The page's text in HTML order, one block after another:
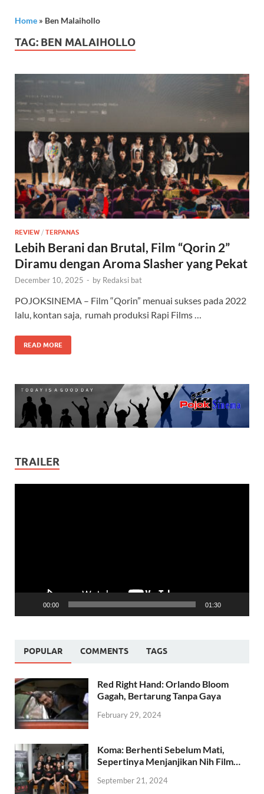
Home » Ben Malaihollo
TAG: BEN MALAIHOLLO
REVIEW / TERPANAS
Lebih Berani dan Brutal, Film “Qorin 2”
Diramu dengan Aroma Slasher yang Pekat
December 10, 2025 - by Redaksi bat
POJOKSINEMA – Film “Qorin” menuai sukses pada 2022
lalu, kontan saja, rumah produksi Rapi Films …
READ MORE
TRAILER
00:00 01:30
POPULAR COMMENTS TAGS
Red Right Hand: Orlando Bloom
Gagah, Bertarung Tanpa Gaya
February 29, 2024
Koma: Berhenti Sebelum Mati,
Sepertinya Menjanjikan Nih Film…
September 21, 2024